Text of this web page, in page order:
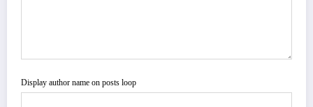
Display author name on posts loop